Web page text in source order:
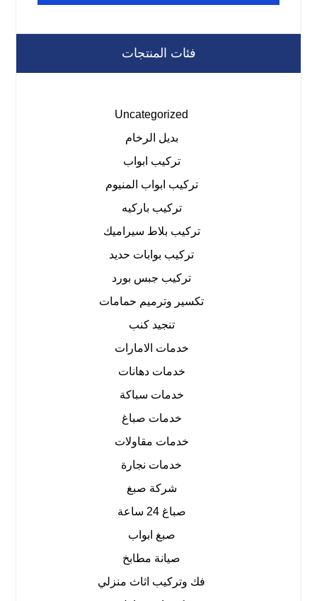
فئات المنتجات
Uncategorized
بديل الرخام
تركيب ابواب
تركيب ابواب المنيوم
تركيب باركيه
تركيب بلاط سيراميك
تركيب بوابات حديد
تركيب جبس بورد
تكسير وترميم حمامات
تنجيد كنب
خدمات الامارات
خدمات دهانات
خدمات سباكة
خدمات صباغ
خدمات مقاولات
خدمات نجارة
شركة صبغ
صباغ 24 ساعة
صبغ ابواب
صيانة مطابخ
فك وتركيب اثاث منزلي